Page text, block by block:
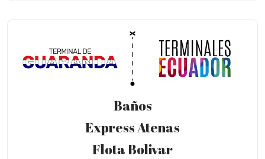
Baños
Express Atenas
Flota Bolivar